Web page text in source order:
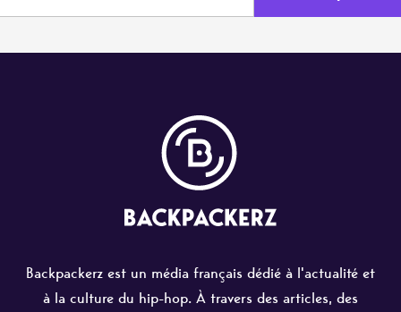
Backpackerz est un média français dédié à l'actualité et
à la culture du hip-hop. À travers des articles, des